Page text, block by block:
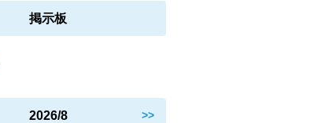
掲示板
2026/8 >>